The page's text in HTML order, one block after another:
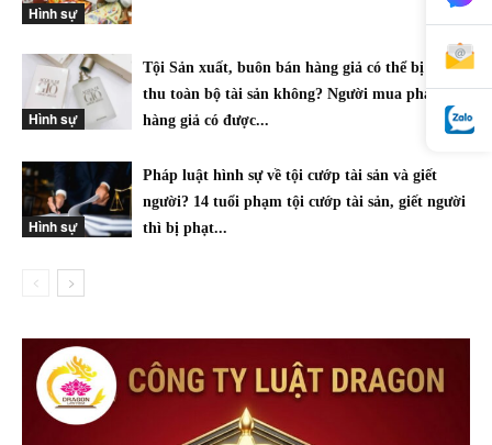
Hình sự
Hình sự
Tội Sản xuất, buôn bán hàng giả có thể bị tịch
thu toàn bộ tài sản không? Người mua phải
hàng giả có được...
Hình sự
Pháp luật hình sự về tội cướp tài sản và giết
người? 14 tuổi phạm tội cướp tài sản, giết người
thì bị phạt...